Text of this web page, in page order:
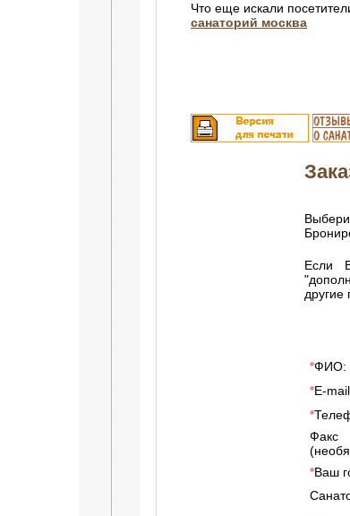
Что еще искали
санаторий москва
Если
другие
*ФИО:
*E-
*
Факс
*Ваш